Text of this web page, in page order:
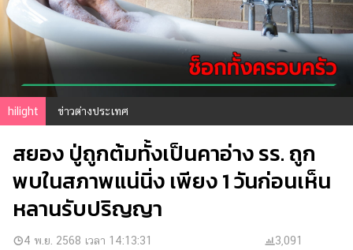
ข่าว
ข่าว
บันเทิง
ตรวจ
หวย
ผล
บอล
สด
การ
hilight ข่าวต่างประเทศ
สยอง ปู่ถูกต้มทั้งเป็นคาอ่าง รร. ถูก
พบในสภาพแน่นิ่ง เพียง 1 วันก่อนเห็น
หลานรับปริญญา
4 พ.ย. 2568 เวลา 14:13:31 3,091